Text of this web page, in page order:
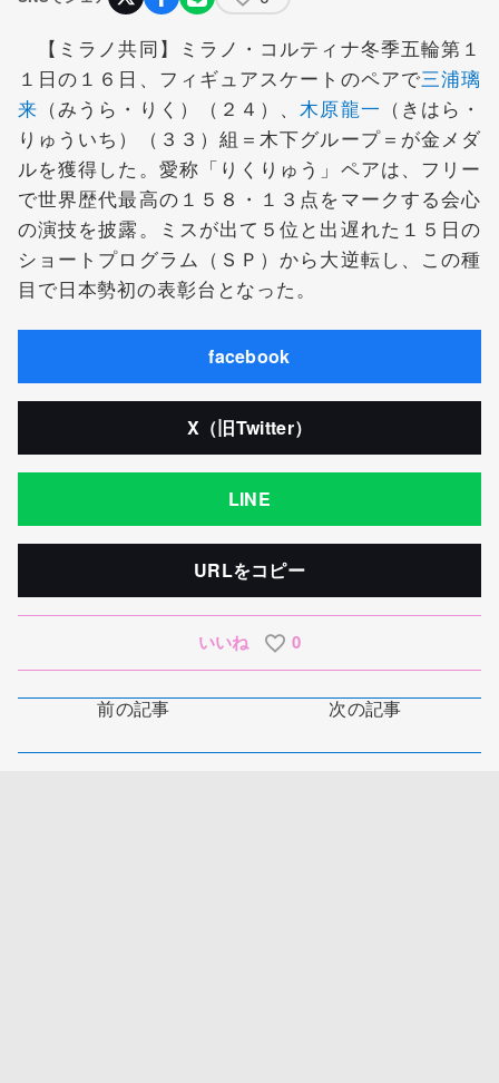
【ミラノ共同】ミラノ・コルティナ冬季五輪第１
１日の１６日、フィギュアスケートのペアで三浦璃
来 （みうら・りく）（２４）、 木原龍一 （きはら・
りゅういち）（３３）組＝木下グループ＝が金メダ
ルを獲得した。愛称「りくりゅう」ペアは、フリー
で世界歴代最高の１５８・１３点をマークする会心
の演技を披露。ミスが出て５位と出遅れた１５日の
ショートプログラム（ＳＰ）から大逆転し、この種
目で日本勢初の表彰台となった。
facebook
X（旧Twitter）
LINE
URLをコピー
いいね 0
前の記事 次の記事